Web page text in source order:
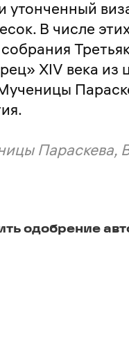
утонченный
В числе
XIV века
Параскева,
одобрение